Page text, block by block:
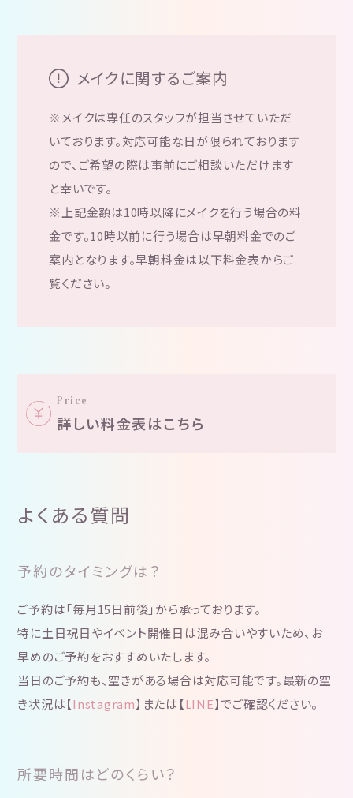
メイクに関するご案内
※メイクは専任のスタッフが担当させていただ
いております。対応可能な日が限られております
ので、ご希望の際は事前にご相談いただけます
と幸いです。
※上記金額は10時以降にメイクを行う場合の料
金です。10時以前に行う場合は早朝料金でのご
案内となります。早朝料金は以下料金表からご
覧ください。
Price
詳しい料金表はこちら
よくある質問
予約のタイミングは？
ご予約は「毎月15日前後」から承っております。
特に土日祝日やイベント開催日は混み合いやすいため、お
早めのご予約をおすすめいたします。
当日のご予約も、空きがある場合は対応可能です。最新の空
き状況は【Instagram】または【LINE】でご確認ください。
所要時間はどのくらい？